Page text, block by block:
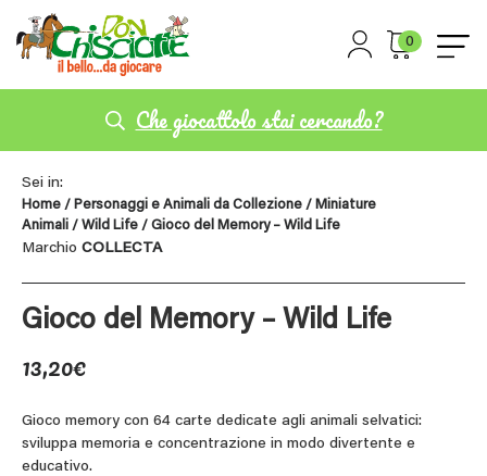
0
Che giocattolo stai cercando?
Sei in:
Home / Personaggi e Animali da Collezione / Miniature
Animali / Wild Life / Gioco del Memory – Wild Life
Marchio COLLECTA
Gioco del Memory – Wild Life
13,20€
Gioco memory con 64 carte dedicate agli animali selvatici:
sviluppa memoria e concentrazione in modo divertente e
educativo.